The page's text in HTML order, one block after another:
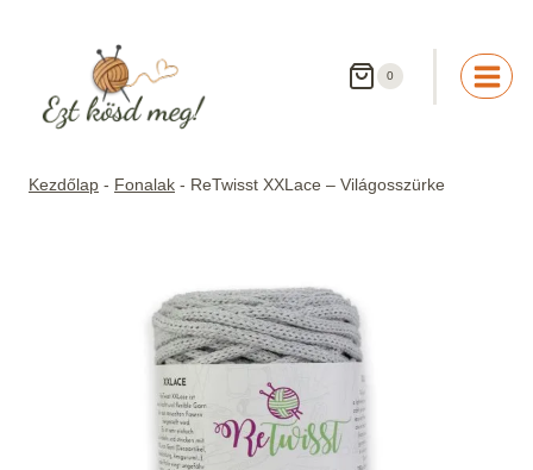
0
Kezdőlap - Fonalak - ReTwisst XXLace – Világosszürke